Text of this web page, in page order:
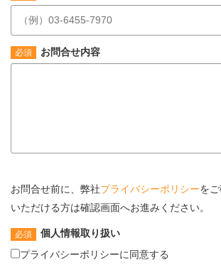
お問合せ内容
お問合せ前に、弊社プライバシーポリシーをご
いただける方は確認画面へお進みください。
個人情報取り扱い
プライバシーポリシーに同意する